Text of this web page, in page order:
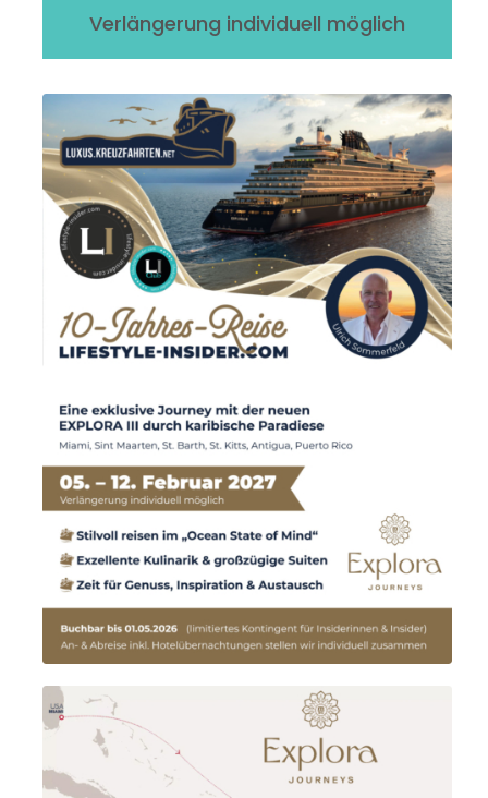
Verlängerung individuell möglich